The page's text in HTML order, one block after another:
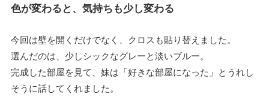
色が変わると、気持ちも少し変わる
今回は壁を開くだけでなく、クロスも貼り替えました。
選んだのは、少しシックなグレーと淡いブルー。
完成した部屋を見て、妹は「好きな部屋になった」とうれし
そうに話してくれました。